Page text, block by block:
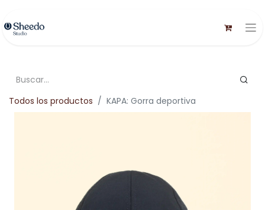
Todos los productos KAPA: Gorra deportiva